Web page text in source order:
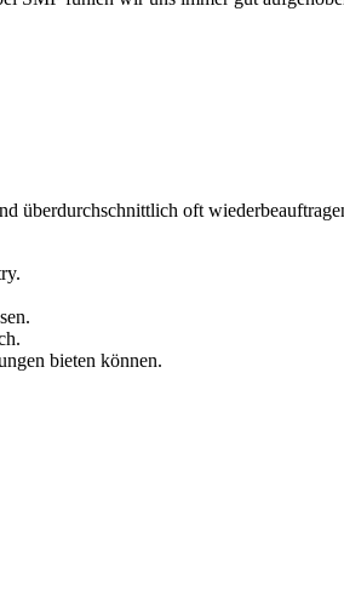
überdurchschnittlich oft
bieten können.